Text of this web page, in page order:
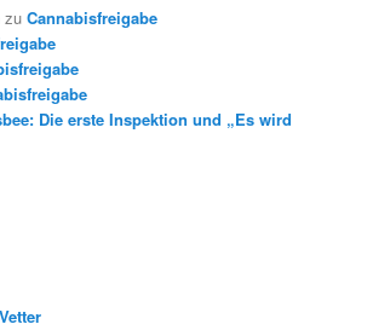
zuCannabisfreigabe
Die erste Inspektion und „Es wird